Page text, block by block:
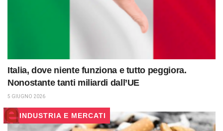
Italia, dove niente funziona e tutto peggiora.
Nonostante tanti miliardi dall’UE
5 GIUGNO 2026
INDUSTRIA E MERCATI